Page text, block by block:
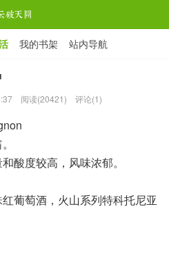
我的书架 站内导航
阅读(20421) 评论(1)
酸度较高，风味浓郁。
葡萄酒，火山系列特科托尼亚